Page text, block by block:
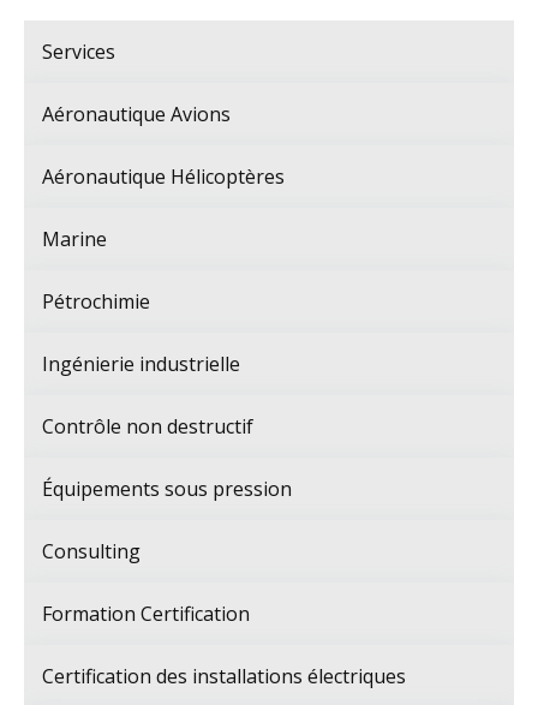
Services
Aéronautique Avions
Aéronautique Hélicoptères
Marine
Pétrochimie
Ingénierie industrielle
Contrôle non destructif
Équipements sous pression
Consulting
Formation Certification
Certification des installations électriques